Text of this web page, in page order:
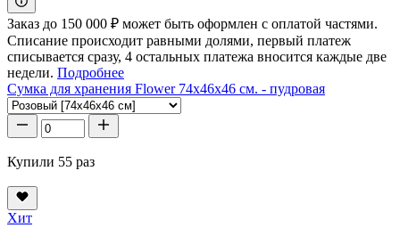
Заказ до 150 000 ₽ может быть оформлен с оплатой частями.
Списание происходит равными долями, первый платеж
списывается сразу, 4 остальных платежа вносится каждые две
недели. Подробнее
Сумка для хранения Flower 74x46x46 см. - пудровая
Купили 55 раз
Хит